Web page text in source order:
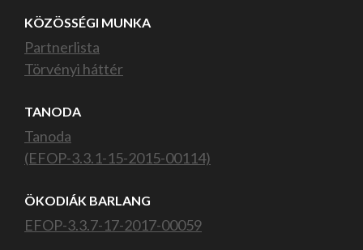
KÖZÖSSÉGI MUNKA
Partnerlista
Törvényi háttér
TANODA
Tanoda
(EFOP-3.3.1-15-2015-00114)
ÖKODIÁK BARLANG
EFOP-3.3.7-17-2017-00059